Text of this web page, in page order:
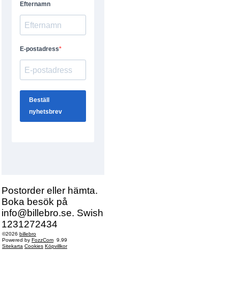
Postorder eller hämta.
Boka besök på
info@billebro.se. Swish
1231272434
©2026 billebro
Powered by FozzCom 9.99
Sitekarta Cookies Köpvillkor